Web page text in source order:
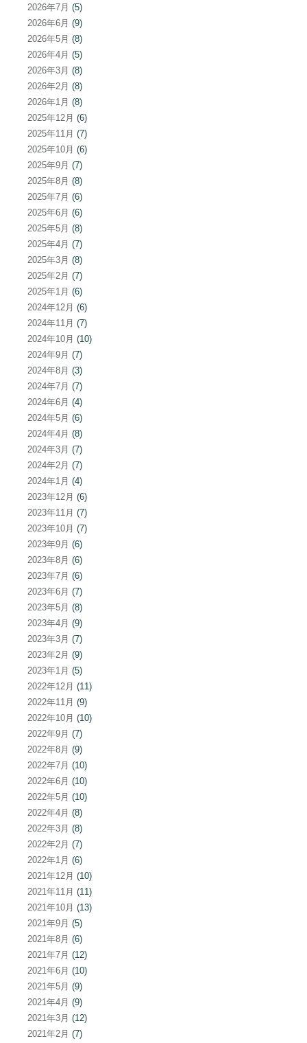
2026年7月 (5)
2026年6月 (9)
2026年5月 (8)
2026年4月 (5)
2026年3月 (8)
2026年2月 (8)
2026年1月 (8)
2025年12月 (6)
2025年11月 (7)
2025年10月 (6)
2025年9月 (7)
2025年8月 (8)
2025年7月 (6)
2025年6月 (6)
2025年5月 (8)
2025年4月 (7)
2025年3月 (8)
2025年2月 (7)
2025年1月 (6)
2024年12月 (6)
2024年11月 (7)
2024年10月 (10)
2024年9月 (7)
2024年8月 (3)
2024年7月 (7)
2024年6月 (4)
2024年5月 (6)
2024年4月 (8)
2024年3月 (7)
2024年2月 (7)
2024年1月 (4)
2023年12月 (6)
2023年11月 (7)
2023年10月 (7)
2023年9月 (6)
2023年8月 (6)
2023年7月 (6)
2023年6月 (7)
2023年5月 (8)
2023年4月 (9)
2023年3月 (7)
2023年2月 (9)
2023年1月 (5)
2022年12月 (11)
2022年11月 (9)
2022年10月 (10)
2022年9月 (7)
2022年8月 (9)
2022年7月 (10)
2022年6月 (10)
2022年5月 (10)
2022年4月 (8)
2022年3月 (8)
2022年2月 (7)
2022年1月 (6)
2021年12月 (10)
2021年11月 (11)
2021年10月 (13)
2021年9月 (5)
2021年8月 (6)
2021年7月 (12)
2021年6月 (10)
2021年5月 (9)
2021年4月 (9)
2021年3月 (12)
2021年2月 (7)